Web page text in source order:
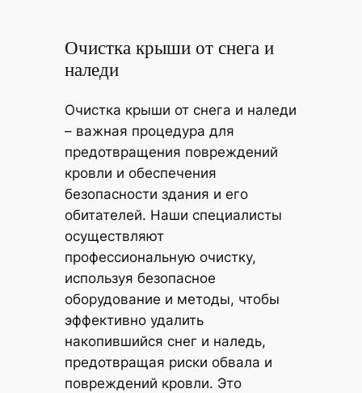
Очистка крыши от снега и
наледи
Очистка крыши от снега и наледи
– важная процедура для
предотвращения повреждений
кровли и обеспечения
безопасности здания и его
обитателей. Наши специалисты
осуществляют
профессиональную очистку,
используя безопасное
оборудование и методы, чтобы
эффективно удалить
накопившийся снег и наледь,
предотвращая риски обвала и
повреждений кровли. Это